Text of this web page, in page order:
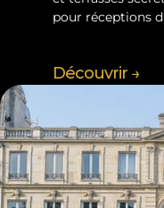
pour réceptions
Découvrir →